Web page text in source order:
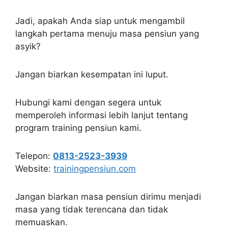
Jadi, apakah Anda siap untuk mengambil
langkah pertama menuju masa pensiun yang
asyik?
Jangan biarkan kesempatan ini luput.
Hubungi kami dengan segera untuk
memperoleh informasi lebih lanjut tentang
program training pensiun kami.
Telepon: 0813-2523-3939
Website: trainingpensiun.com
Jangan biarkan masa pensiun dirimu menjadi
masa yang tidak terencana dan tidak
memuaskan.